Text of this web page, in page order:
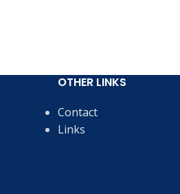
OTHER LINKS
Contact
Links